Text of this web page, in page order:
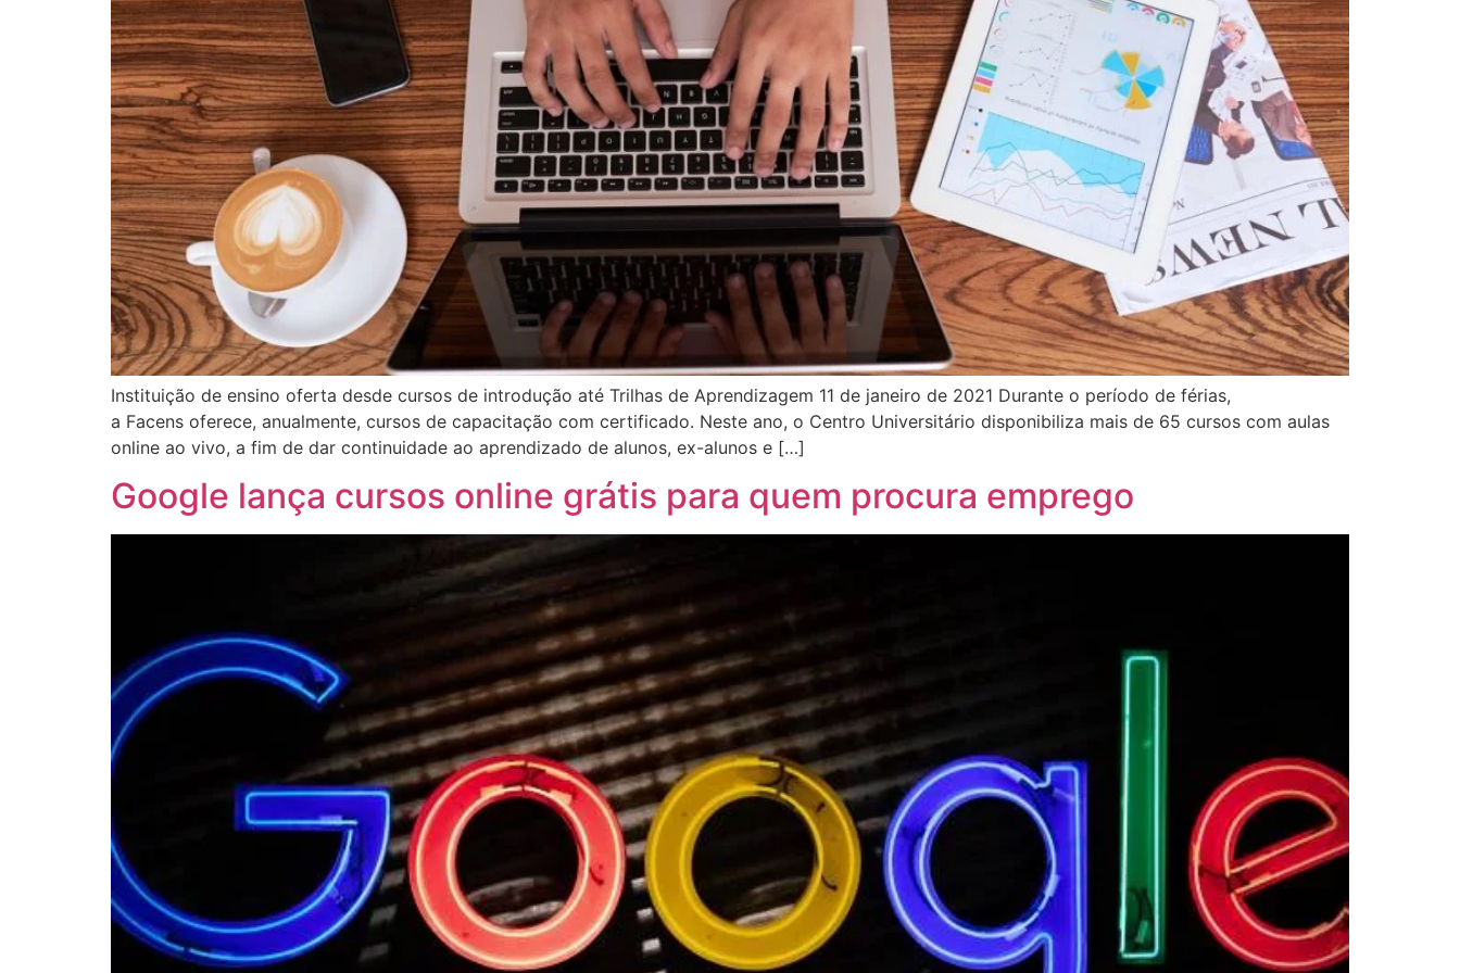
Instituição de ensino oferta desde cursos de introdução até Trilhas de Aprendizagem 11 de janeiro de 2021 Durante o período de férias,
a Facens oferece, anualmente, cursos de capacitação com certificado. Neste ano, o Centro Universitário disponibiliza mais de 65 cursos com aulas
online ao vivo, a fim de dar continuidade ao aprendizado de alunos, ex-alunos e […]
Google lança cursos online grátis para quem procura emprego